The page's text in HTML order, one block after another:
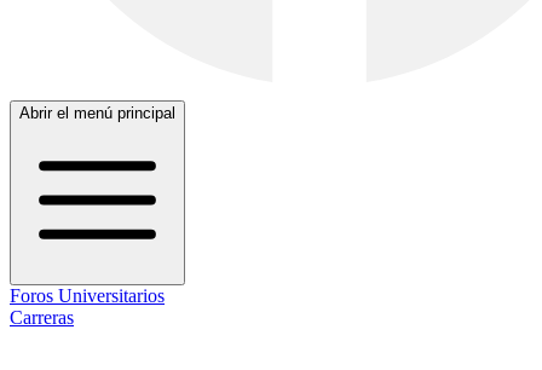
Abrir el menú principal
Foros Universitarios
Carreras